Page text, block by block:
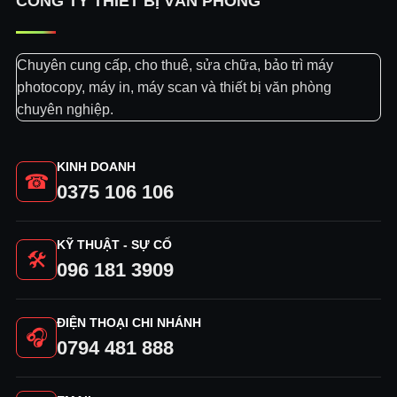
Chuyên cung cấp, cho thuê, sửa chữa, bảo trì máy
photocopy, máy in, máy scan và thiết bị văn phòng
chuyên nghiệp.
☎
KINH DOANH
0375 106 106
🛠
KỸ THUẬT - SỰ CỐ
096 181 3909
🎧
ĐIỆN THOẠI CHI NHÁNH
0794 481 888